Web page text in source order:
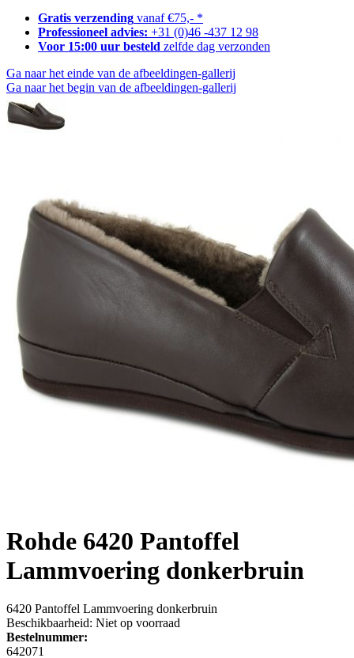
Gratis verzending vanaf €75,- *
Professioneel advies: +31 (0)46 -437 12 98
Voor 15:00 uur besteld zelfde dag verzonden
Ga naar het einde van de afbeeldingen-gallerij
Ga naar het begin van de afbeeldingen-gallerij
Rohde 6420 Pantoffel
Lammvoering donkerbruin
6420 Pantoffel Lammvoering donkerbruin
Beschikbaarheid: Niet op voorraad
Bestelnummer:
642071